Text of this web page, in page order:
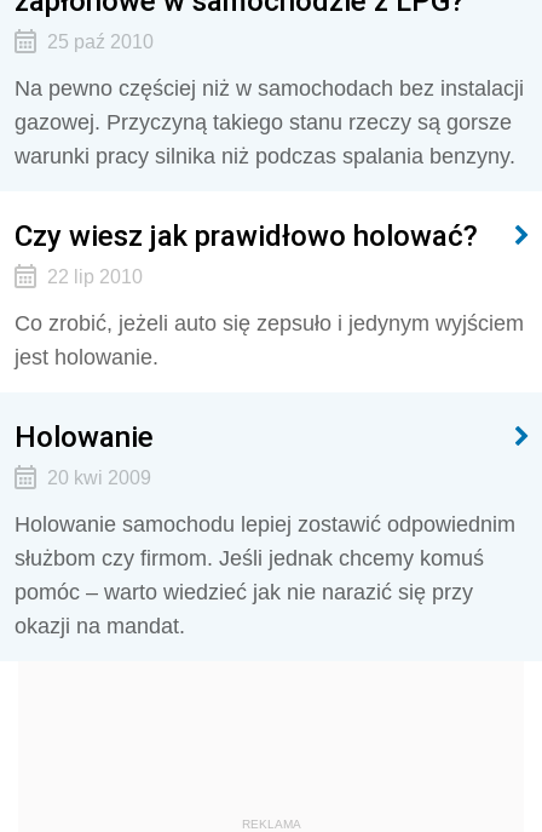
25 paź 2010
Na pewno częściej niż w samochodach bez instalacji
gazowej. Przyczyną takiego stanu rzeczy są gorsze
warunki pracy silnika niż podczas spalania benzyny.
Czy wiesz jak prawidłowo holować?
22 lip 2010
Co zrobić, jeżeli auto się zepsuło i jedynym wyjściem
jest holowanie.
Holowanie
20 kwi 2009
Holowanie samochodu lepiej zostawić odpowiednim
służbom czy firmom. Jeśli jednak chcemy komuś
pomóc – warto wiedzieć jak nie narazić się przy
okazji na mandat.
REKLAMA